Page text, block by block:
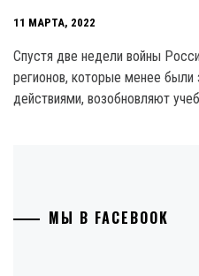
11 МАРТА, 2022
Спустя две недели войны
регионов, которые менее были
действиями, возобновляют
МЫ В FACEBOOK